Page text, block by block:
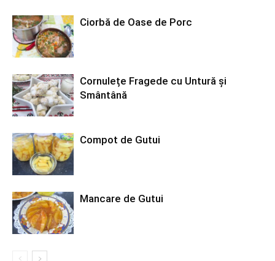
Ciorbă de Oase de Porc
Cornulețe Fragede cu Untură și
Smântână
Compot de Gutui
Mancare de Gutui